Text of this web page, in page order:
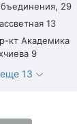
29
13
кт Академика
9
13